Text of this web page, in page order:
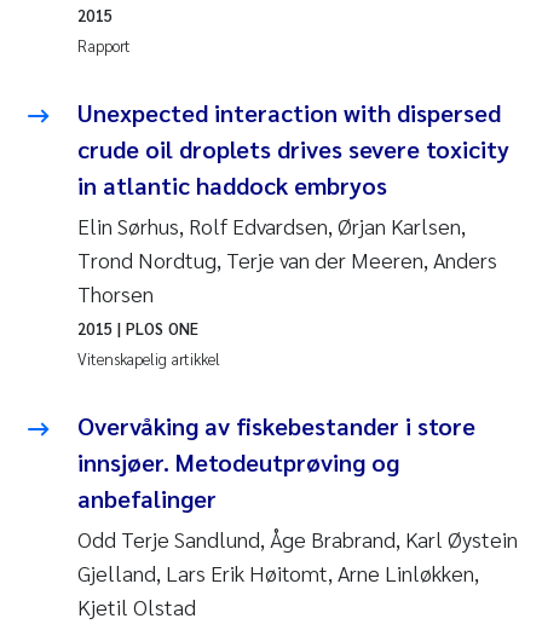
2009
2008
2006
2005
Rolf David Vogt
Marta Moyano
Sandra Stadniczenko Gran
Anette Engesmo
Maximilian Nawrath
Emmy Falk Nøklebye
Line Johanne Barkved
Pawel Krzeminski
Juan Carlos Farias Pardo
Rapport
2015
Unexpected interaction with dispersed
crude oil droplets drives severe toxicity
in atlantic haddock embryos
Elin Sørhus, Rolf Edvardsen, Ørjan Karlsen,
Trond Nordtug, Terje van der Meeren, Anders
Thorsen
Vitenskapelig artikkel
2015 | PLOS ONE
Overvåking av fiskebestander i store
innsjøer. Metodeutprøving og
anbefalinger
Odd Terje Sandlund, Åge Brabrand, Karl Øystein
Gjelland, Lars Erik Høitomt, Arne Linløkken,
Kjetil Olstad